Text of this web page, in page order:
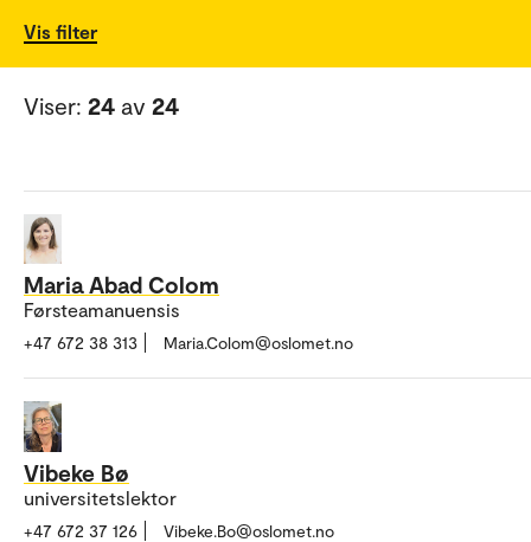
Vis filter
Viser: 24 av 24
Maria Abad Colom
Førsteamanuensis
+47 672 38 313 Maria.Colom@oslomet.no
Vibeke Bø
universitetslektor
+47 672 37 126 Vibeke.Bo@oslomet.no